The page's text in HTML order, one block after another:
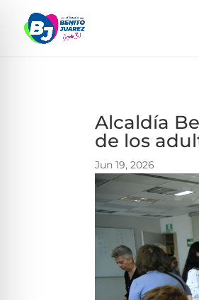
Alcaldía
de los
Jun 19, 2026